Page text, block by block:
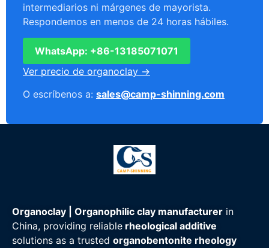
intermediarios ni márgenes de mayorista.
Respondemos en menos de 24 horas hábiles.
WhatsApp: +86-13185071071
Ver precio de organoclay →
O escríbenos a: sales@camp-shinning.com
Organoclay | Organophilic clay manufacturer in
China, providing reliable rheological additive
solutions as a trusted organobentonite rheology